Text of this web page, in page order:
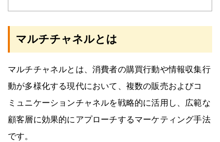
マルチチャネルとは
マルチチャネルとは、消費者の購買行動や情報収集行
動が多様化する現代において、複数の販売およびコ
ミュニケーションチャネルを戦略的に活用し、広範な
顧客層に効果的にアプローチするマーケティング手法
です。